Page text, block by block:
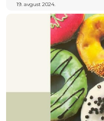
19. avgust 2024.